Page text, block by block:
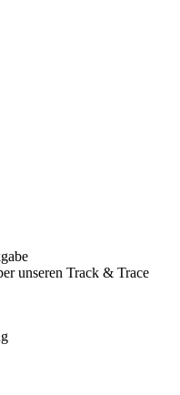
unseren Track & Trace